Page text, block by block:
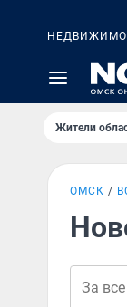
Жители
ОМСК